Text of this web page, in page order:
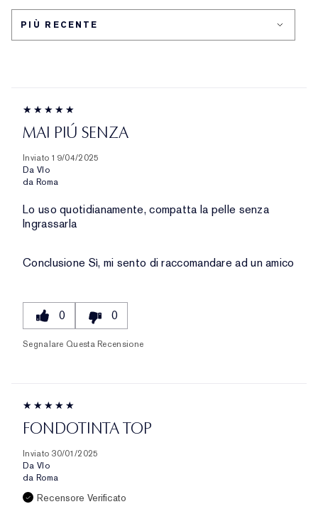
DELLA
MAI PIÚ SENZA
Inviato 19/04/2025
Da Vlo
da Roma
Lo uso quotidianamente, compatta la pelle senza
Ingrassarla
Conclusione Sì, mi sento di raccomandare ad un amico
0 0
Segnalare Questa Recensione
FONDOTINTA TOP
Inviato 30/01/2025
Da Vlo
da Roma
Recensore Verificato